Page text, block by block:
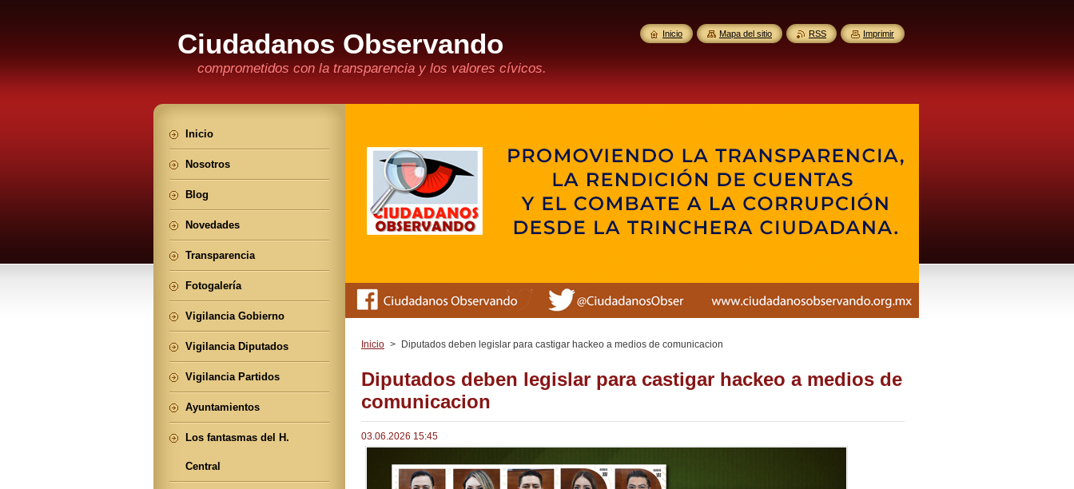
Ciudadanos Observando
comprometidos con la transparencia y los valores cívicos.
Inicio > Diputados deben legislar para castigar hackeo a medios de comunicacion
Diputados deben legislar para castigar hackeo a medios de
comunicacion
03.06.2026 15:45
Inicio
Nosotros
Blog
Novedades
Transparencia
Fotogalería
Vigilancia Gobierno
Vigilancia Diputados
Vigilancia Partidos
Ayuntamientos
Los fantasmas del H.
Central
Inicio Mapa del sitio RSS Imprimir